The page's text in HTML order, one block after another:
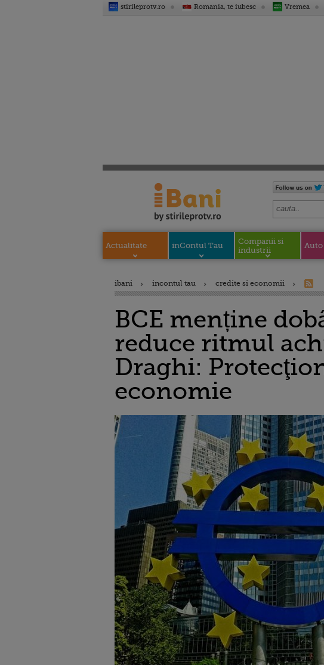
stirileprotv.ro Romania, te iubesc Vremea
Actualitate inContul Tau
Companii si
industrii
Auto
ibani incontul tau credite si economii
BCE menține
reduce ritmul
Draghi:
economie